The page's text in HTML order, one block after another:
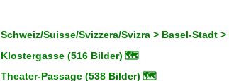
Schweiz/Suisse/Svizzera/Svizra > Basel-Stadt
Klostergasse (516 Bilder) 🗺
Theater-Passage (538 Bilder) 🗺